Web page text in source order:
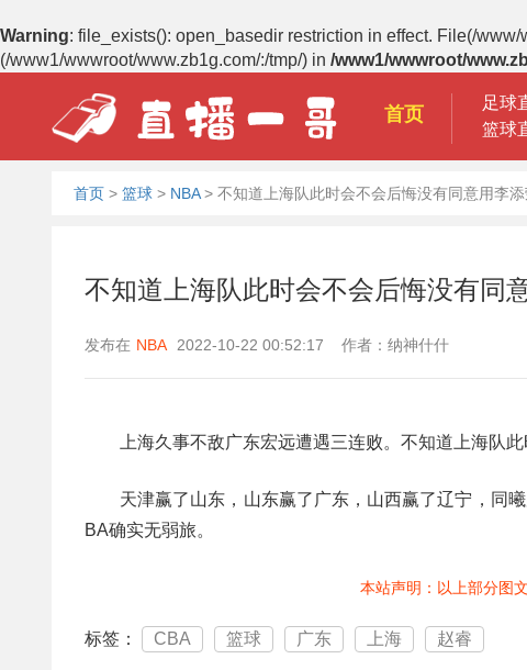
Warning: file_exists(): open_basedir restriction in effect. File(/
(/www1/wwwroot/www.zb1g.com/:/tmp/) in /www1/wwwroot/
首页
足球
篮球
首页 > 篮球 > NBA> 不知道上海队此时会不会后悔没有同意用李
不知道上海队此时会不会后悔没有同
发布在 NBA 2022-10-22 00:52:17 作者：纳神什什
上海久事不敌广东宏远遭遇三连败。不知道上海队
天津赢了山东，山东赢了广东，山西赢了辽宁，同
BA确实无弱旅。
本站声明：以上部分图
标签： CBA 篮球 广东 上海 赵睿